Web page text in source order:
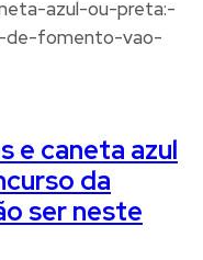
e caneta azul
da
ser neste